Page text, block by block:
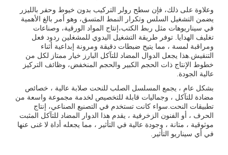
وعلاوة على ذلك، فإن سطح رولر التركيب بدون خيوط وحفر بالليزر
يضمن التشغيل السلس وتكرار النمط المتسق، وهو أمر بالغ الأهمية
في سيناريوهات مثل ربط الكتب،إنتاج المواد الورقية، وصناعات
تغليف الهدايا. توفر طريقة التشغيل اليدوي للمشغلين ردود فعل
ومراقبة لمسة ، مما يتيح ضبطات دقيقة ومرونة إبداعية أثناء
التنقيش.هذا يجعل الدوال المضاد للتآكل البارز خيار ممتاز لكل من
خطوط الإنتاج ذات الحجم الكبير والحجم المنخفض، وظائف التركيز
عالية الجودة.
بشكل عام ، يجمع المسلسل الصلب للنحت صلابة عالية ، خصائص
مضادة للتآكل ، وجماليات قابلة للتخصيص لخدمة مجموعة واسعة من
تطبيقات النحت.سواء كانت تستخدم في التصنيع الصناعي، إنتاج
الحرف ، أو الفنون الزخرفية ، يقدم هذا الدوار المضاد للتآكل المثبت
موثوقية ، متانة ، وجودة عالية في التأثير ، مما يجعله أداة لا غنى عنها
في أي سيناريو التأثير.